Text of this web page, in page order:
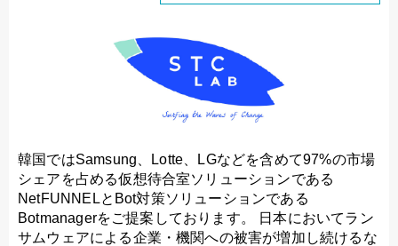
韓国ではSamsung、Lotte、LGなどを含めて97%の市場
シェアを占める仮想待合室ソリューションである
NetFUNNELとBot対策ソリューションである
Botmanagerをご提案しております。 日本においてラン
サムウェアによる企業・機関への被害が増加し続けるな